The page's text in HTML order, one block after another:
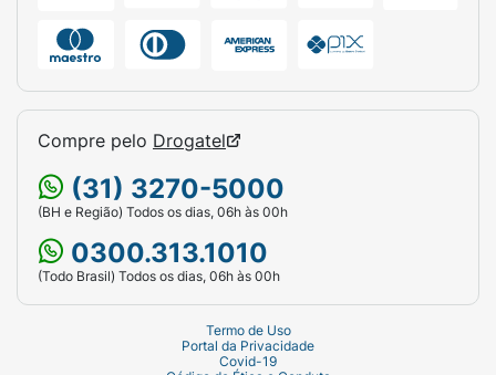
Compre pelo Drogatel
(31) 3270-5000
(BH e Região) Todos os dias, 06h às 00h
0300.313.1010
(Todo Brasil) Todos os dias, 06h às 00h
Termo de Uso
Portal da Privacidade
Covid-19